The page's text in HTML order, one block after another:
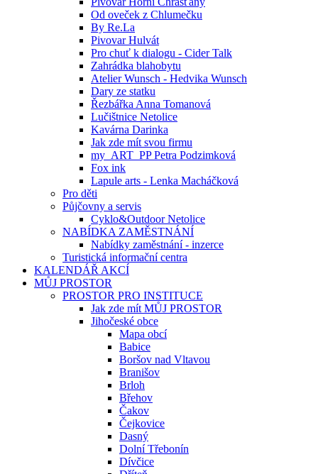
Od oveček z Chlumečku
By Re.La
Pivovar Hulvát
Pro chuť k dialogu - Cider Talk
Zahrádka blahobytu
Atelier Wunsch - Hedvika Wunsch
Dary ze statku
Řezbářka Anna Tomanová
Lučištnice Netolice
Kavárna Darinka
Jak zde mít svou firmu
my_ART_PP Petra Podzimková
Fox ink
Lapule arts - Lenka Macháčková
Pro děti
Půjčovny a servis
Cyklo&Outdoor Netolice
NABÍDKA ZAMĚSTNÁNÍ
Nabídky zaměstnání - inzerce
Turistická informační centra
KALENDÁŘ AKCÍ
MŮJ PROSTOR
PROSTOR PRO INSTITUCE
Jak zde mít MŮJ PROSTOR
Jihočeské obce
Mapa obcí
Babice
Boršov nad Vltavou
Branišov
Brloh
Břehov
Čakov
Čejkovice
Dasný
Dolní Třebonín
Dívčice